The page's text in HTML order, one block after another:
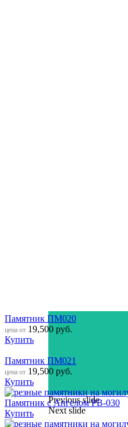
Previous slide
Next slide
Памятник ПМ020
цена от 19,500 руб.
Купить
Памятник ПМ021
цена от 19,500 руб.
Купить
Памятник с Ангелом РВ-030
Купить